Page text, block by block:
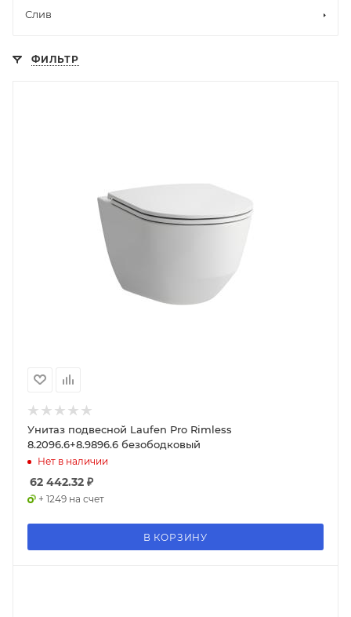
Слив
ФИЛЬТР
Унитаз подвесной Laufen Pro Rimless
8.2096.6+8.9896.6 безободковый
Нет в наличии
62 442.32 ₽
+ 1249 на счет
В КОРЗИНУ